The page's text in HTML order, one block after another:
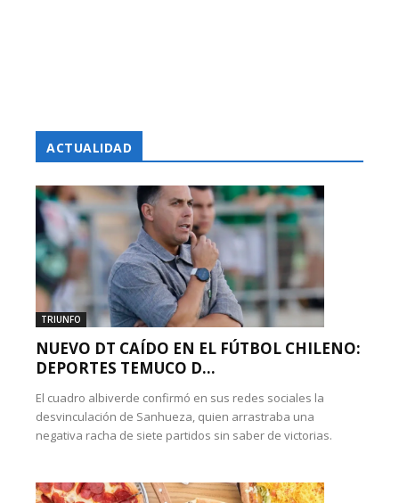
ACTUALIDAD
TRIUNFO
NUEVO DT CAÍDO EN EL FÚTBOL CHILENO:
DEPORTES TEMUCO D...
El cuadro albiverde confirmó en sus redes sociales la
desvinculación de Sanhueza, quien arrastraba una
negativa racha de siete partidos sin saber de victorias.